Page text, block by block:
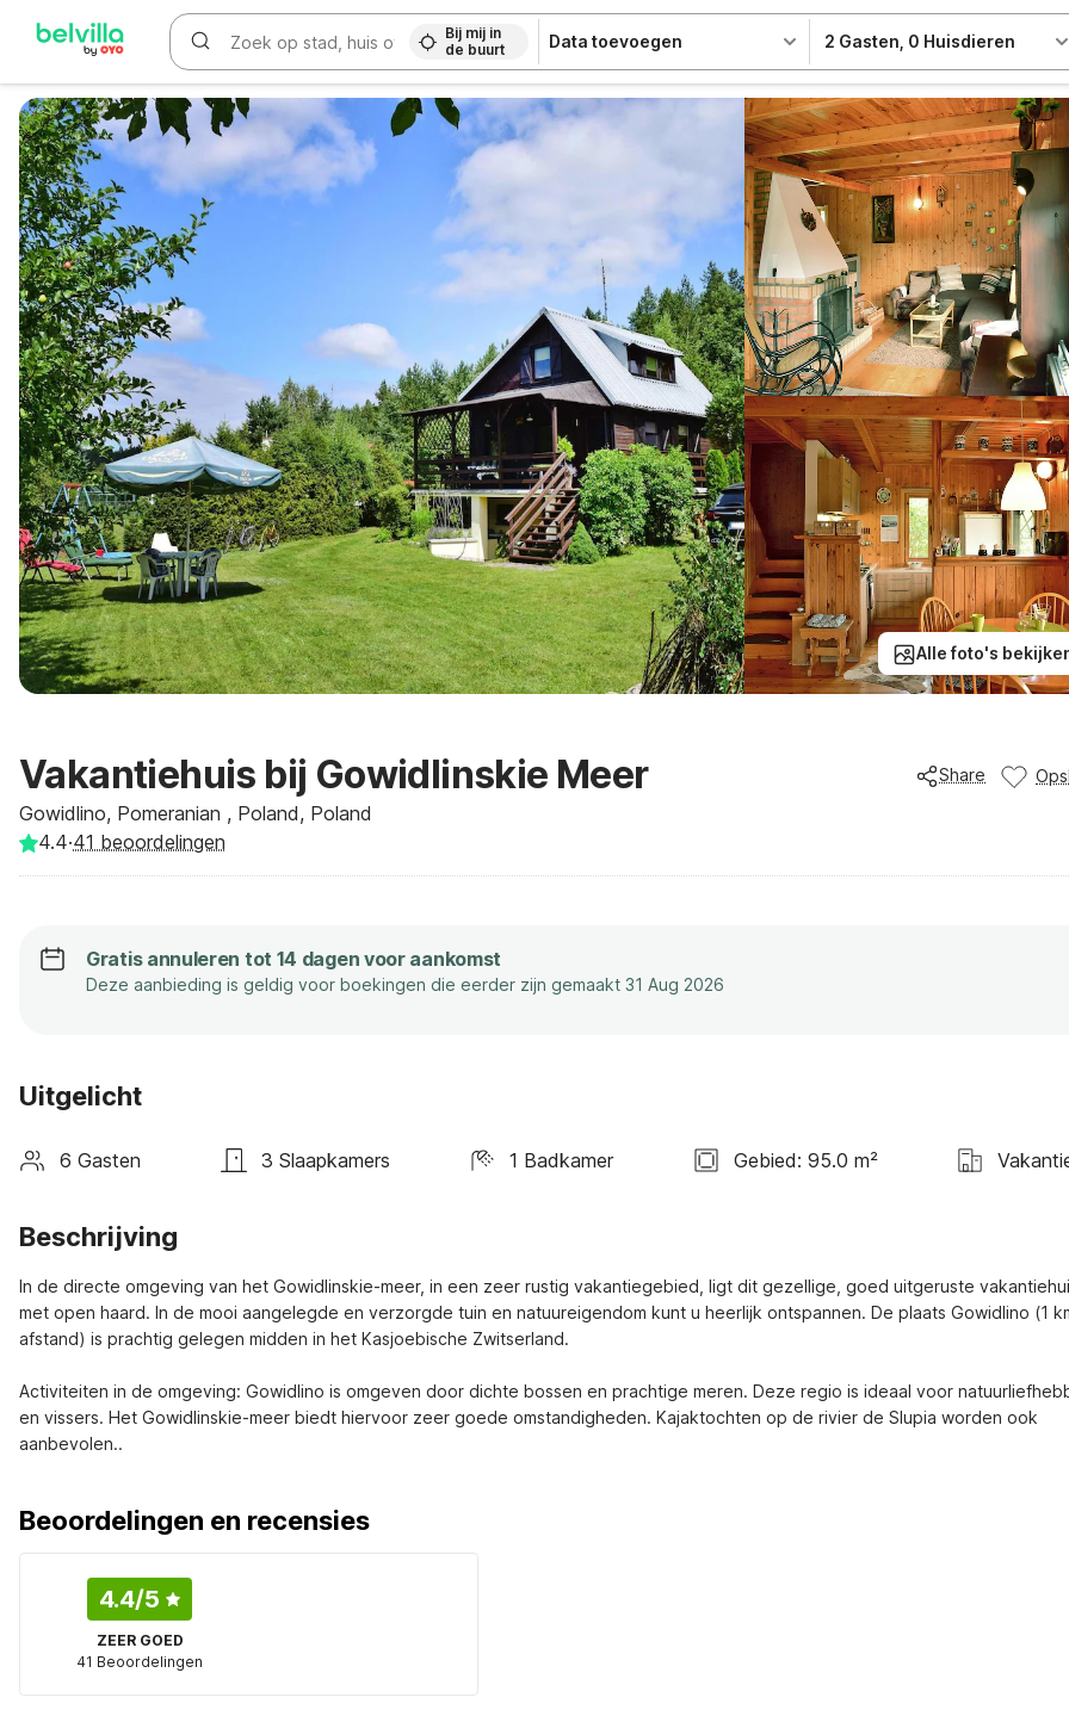
WIZARD MEMBER
Bij mij in
de buurt
Data toevoegen 2 Gasten 0 Huisdieren
Alle foto's
Vakantiehuis bij Gowidlinskie Meer
Gowidlino, Pomeranian , Poland, Poland
Share
4.4·41 beoordelingen
Gratis annuleren tot 14 dagen voor aankomst
Deze aanbieding is geldig voor boekingen die eerder zijn gemaakt 31 Aug 2026
Uitgelicht
6 Gasten 3 Slaapkamers 1 Badkamer Gebied: 95.0 m²
Beschrijving
In de directe omgeving van het Gowidlinskie-meer, in een zeer rustig vakantiegebied, ligt dit gezellige, goed uitgeruste
met open haard. In de mooi aangelegde en verzorgde tuin en natuureigendom kunt u heerlijk ontspannen. De plaats Gowidlino (1
afstand) is prachtig gelegen midden in het Kasjoebische Zwitserland.
Activiteiten in de omgeving: Gowidlino is omgeven door dichte bossen en prachtige meren. Deze regio is ideaal voor
en vissers. Het Gowidlinskie-meer biedt hiervoor zeer goede omstandigheden. Kajaktochten op de rivier de Slupia worden ook
aanbevolen..
Beoordelingen en recensies
4.4/5
ZEER GOED
41 Beoordelingen